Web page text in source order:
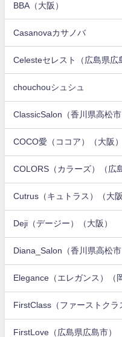
BBA（大阪）
Casanovaカサノバ
Celesteセレスト（広島県広
chouchouシュシュ
ClassicSalon（香川県高松市
COCO愛（ココア）（大阪）
COLORS（カラーズ）（広
Cutrus（キュトラス）（大阪
Deji（デージー）（大阪）
Diana_Salon（香川県高松市
Elegance（エレガンス）（
FirstClass（ファーストクラ
FirstLove（広島県広島市）